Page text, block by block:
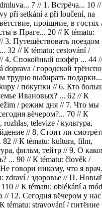
7 // 1. Встрёча... 10
při setkání a při loučení, na
проіщние, в гостях
в Праге... 20 // К tématu:
3. Путешёствовать поездом
32 // К tématu: cestování /
4. Спокойный шофёр ... 44
doprava / городской
трудно выбирать
/ покупки // 6. Кто
Ивановых? ... 62 // К
/ режим дня // 7. Что мы
вёчером?... 70 // К
rozhlas, televize / культура,
// 8. Стоит ли
82 // К tématu: kultura, film,
фильм, тейтр // 9. О
... 90 // К tématu: člověk /
говори никому, что я
zdraví / здоровье // П.
// К tématu: oblékání a
// 12. Сегодня вёчером у нас
tématu: stravování / питёние